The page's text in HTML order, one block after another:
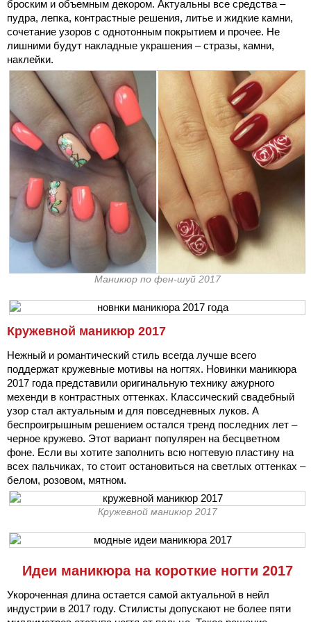
броским и объемным декором. Актуальны все средства –
пудра, лепка, контрастные решения, литье и жидкие камни,
сочетание узоров с однотонным покрытием и прочее. Не
лишними будут накладные украшения – стразы, камни,
наклейки.
Маникюр по фен-шуй 2017
Кружевной маникюр 2017
Нежный и романтический стиль всегда лучше всего
поддержат кружевные мотивы на ногтях. Новинки маникюра
2017 года представили оригинальную технику ажурного
мехенди в контрастных оттенках. Классический свадебный
узор стал актуальным и для повседневных луков. А
беспроигрышным решением остался тренд последних лет –
черное кружево. Этот вариант популярен на бесцветном
фоне. Если вы хотите заполнить всю ногтевую пластину на
всех пальчиках, то стоит остановиться на светлых оттенках –
белом, розовом, мятном.
Кружевной маникюр 2017
Идеи маникюра на короткие ногти 2017
Укороченная длина остается самой актуальной в нейл
индустрии в 2017 году. Стилисты допускают не более пяти